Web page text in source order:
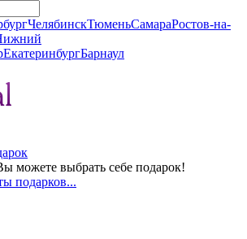
ЧелябинскТюменьСамараРостов-на-
ЕкатеринбургБарнаул
можете выбрать себе подарок!
подарков...